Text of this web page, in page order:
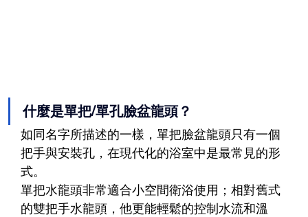
什麼是單把/單孔臉盆龍頭？
如同名字所描述的一樣，單把臉盆龍頭只有一個
把手與安裝孔，在現代化的浴室中是最常見的形
式。
單把水龍頭非常適合小空間衛浴使用；相對舊式
的雙把手水龍頭，他更能輕鬆的控制水流和溫